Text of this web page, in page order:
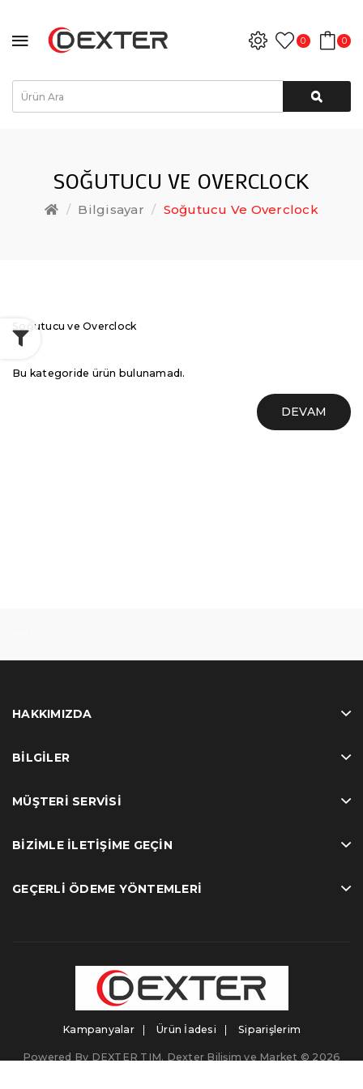
0 0
SOĞUTUCU VE OVERCLOCK
Bilgisayar Soğutucu Ve Overclock
Soğutucu ve Overclock
Bu kategoride ürün bulunamadı.
DEVAM
HAKKIMIZDA
BILGILER
MÜŞTERI SERVISI
BIZIMLE İLETIŞIME GEÇIN
GEÇERLI ÖDEME YÖNTEMLERI
Kampanyalar Ürün İadesi Siparişlerim
Powered By DEXTER TIM. Dexter Bilişim ve Market © 2026